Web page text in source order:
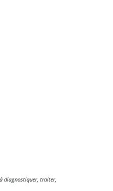
diagnostiquer, traiter,